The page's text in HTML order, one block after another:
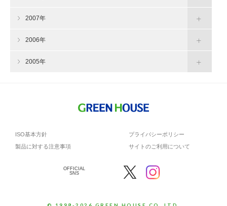
2007年
2006年
2005年
ISO基本方針
プライバシーポリシー
製品に対する注意事項
サイトのご利用について
OFFICIAL
SNS